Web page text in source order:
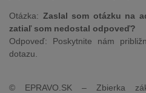
Otázka: Zaslal som otázku na
zatiaľ som nedostal odpoveď?
Odpoveď: Poskytnite nám
dotazu.
© EPRAVO.SK – Zbierka